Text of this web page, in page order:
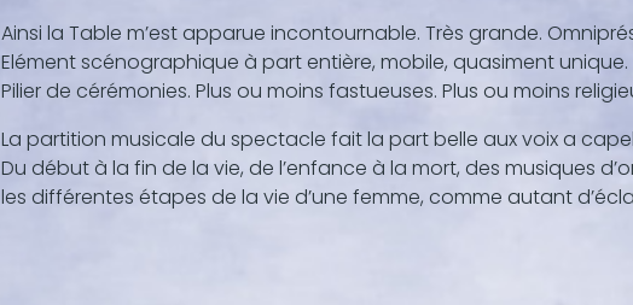
Ainsi la Table m’est apparue incontournable. Très grande.
Elément scénographique à part entière, mobile, quasiment unique.
Pilier de cérémonies. Plus ou moins fastueuses. Plus ou moins
La partition musicale du spectacle fait la part belle aux voix a
Du début à la fin de la vie, de l’enfance à la mort, des musiques
les différentes étapes de la vie d’une femme, comme autant